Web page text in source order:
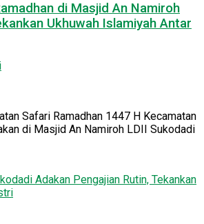
di Masjid An Namiroh
Ukhuwah Islamiyah Antar
Safari Ramadhan 1447 H Kecamatan
di Masjid An Namiroh LDII Sukodadi